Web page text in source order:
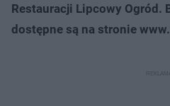
Restauracji Lipcowy Ogród.
dostępne są na stronie